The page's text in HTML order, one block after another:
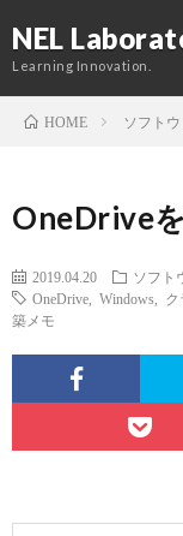
NEL
Learning Innovation.
HOME ソフト
OneDrive
2019.04.20
ソフト
OneDrive
Windows ク
築メモ